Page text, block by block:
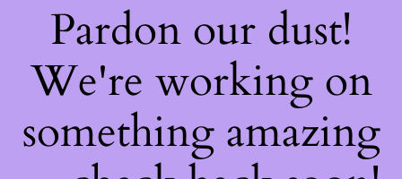
Pardon our dust!
We're working on
something amazing